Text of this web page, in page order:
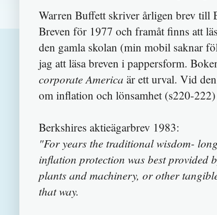
Warren Buffett skriver årligen brev till
Breven för 1977 och framåt finns att
den gamla skolan (min mobil saknar
jag att läsa breven i pappersform.
corporate America är ett urval. Vid
om inflation och lönsamhet (s220-
Berkshires aktieägarbrev 1983:
"For years the traditional wisdom-
inflation protection was best provided
plants and machinery, or other
that way.